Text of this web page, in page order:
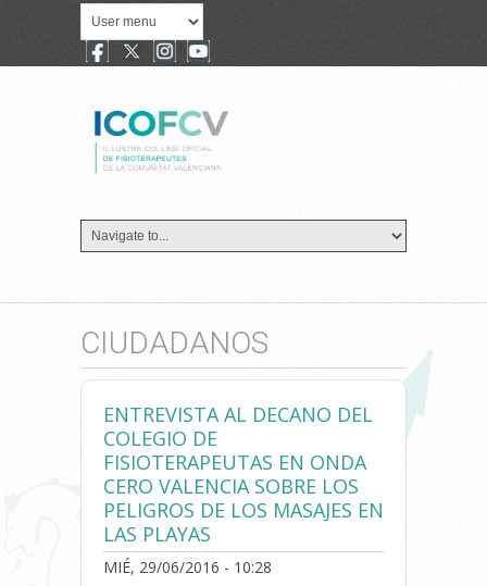
CIUDADANOS
ENTREVISTA AL DECANO DEL
COLEGIO DE
FISIOTERAPEUTAS EN ONDA
CERO VALENCIA SOBRE LOS
PELIGROS DE LOS MASAJES EN
LAS PLAYAS
MIÉ, 29/06/2016 - 10:28